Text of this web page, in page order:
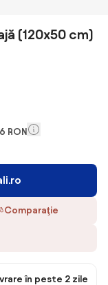
(120x50 cm)
RON
Comparaţie
în peste 2 zile